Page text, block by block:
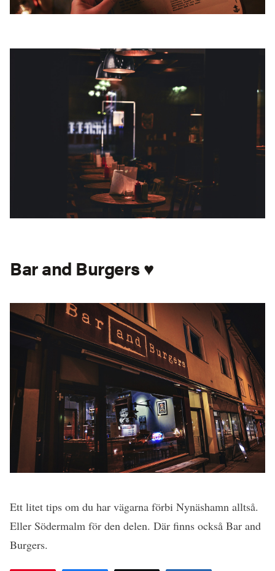
Bar and Burgers ♥
Ett litet tips om du har vägarna förbi Nynäshamn alltså.
Eller Södermalm för den delen. Där finns också Bar and
Burgers.